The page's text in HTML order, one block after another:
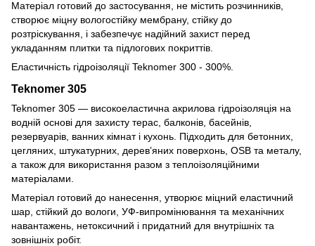
Матеріал готовий до застосування, не містить розчинників,
створює міцну вологостійку мембрану, стійку до
розтріскування, і забезпечує надійний захист перед
укладанням плитки та підлогових покриттів.
Еластичність гідроізоляції Teknomer 300 - 300%.
Teknomer 305
Teknomer 305 — високоеластична акрилова гідроізоляція на
водній основі для захисту терас, балконів, басейнів,
резервуарів, ванних кімнат і кухонь. Підходить для бетонних,
цегляних, штукатурних, дерев’яних поверхонь, OSB та металу,
а також для використання разом з теплоізоляційними
матеріалами.
Матеріал готовий до нанесення, утворює міцний еластичний
шар, стійкий до вологи, УФ-випромінювання та механічних
навантажень, нетоксичний і придатний для внутрішніх та
зовнішніх робіт.